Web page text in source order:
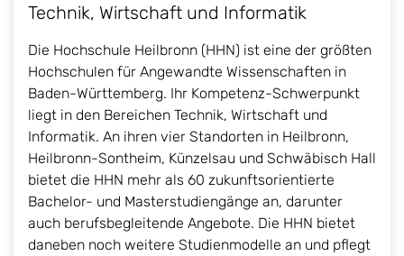
Technik, Wirtschaft und Informatik
Die Hochschule Heilbronn (HHN) ist eine der größten
Hochschulen für Angewandte Wissenschaften in
Baden-Württemberg. Ihr Kompetenz-Schwerpunkt
liegt in den Bereichen Technik, Wirtschaft und
Informatik. An ihren vier Standorten in Heilbronn,
Heilbronn-Sontheim, Künzelsau und Schwäbisch Hall
bietet die HHN mehr als 60 zukunftsorientierte
Bachelor- und Masterstudiengänge an, darunter
auch berufsbegleitende Angebote. Die HHN bietet
daneben noch weitere Studienmodelle an und pflegt